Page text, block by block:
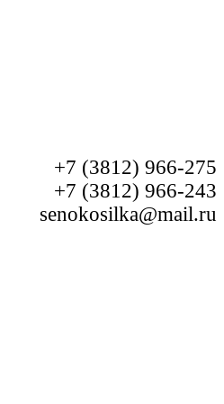
+7 (3812) 966-275
+7 (3812) 966-243
senokosilka@mail.ru